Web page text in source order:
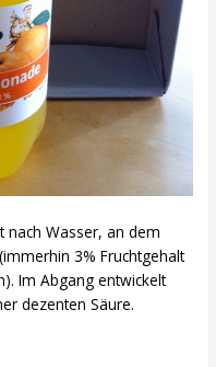
nach Wasser, an dem
3% Fruchtgehalt
Im Abgang entwickelt
dezenten Säure.